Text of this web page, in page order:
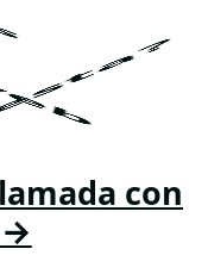
con